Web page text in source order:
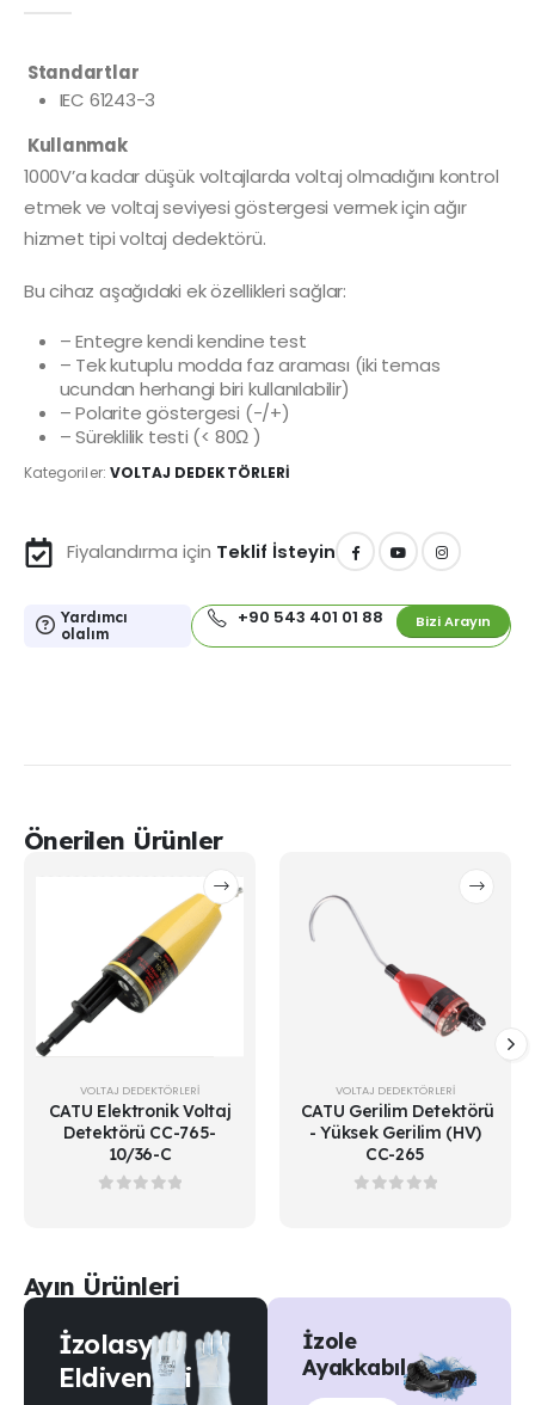
Standartlar
IEC 61243-3
Kullanmak
1000V’a kadar düşük voltajlarda voltaj olmadığını kontrol
etmek ve voltaj seviyesi göstergesi vermek için ağır
hizmet tipi voltaj dedektörü.
Bu cihaz aşağıdaki ek özellikleri sağlar:
– Entegre kendi kendine test
– Tek kutuplu modda faz araması (iki temas
ucundan herhangi biri kullanılabilir)
– Polarite göstergesi (-/+)
– Süreklilik testi (< 80Ω )
Kategoriler: VOLTAJ DEDEKTÖRLERİ
Fiyalandırma için Teklif İsteyin
Yardımcı
olalım
+90 543 401 01 88 Bizi Arayın
Önerilen Ürünler
VOLTAJ DEDEKTÖRLERİ
CATU Elektronik Voltaj
Detektörü CC-765-
10/36-C
VOLTAJ DEDEKTÖRLERİ
CATU Gerilim Detektörü
- Yüksek Gerilim (HV)
CC-265
Ayın Ürünleri
İzolasyon
Eldivenleri
İzole
Ayakkabılar